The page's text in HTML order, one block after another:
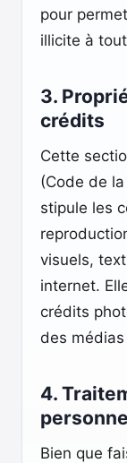
pour
illicite à
3.
crédits
Cette
(Code de
stipule les
visuels,
internet.
crédits
des
4.
Bien que